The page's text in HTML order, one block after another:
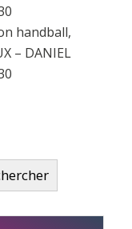
handball,
– DANIEL